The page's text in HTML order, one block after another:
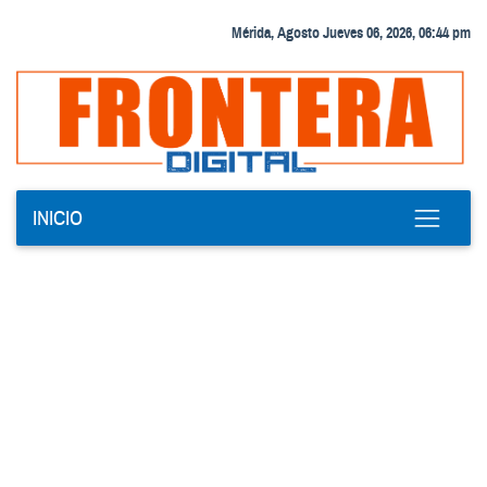
Mérida, Agosto Jueves 06, 2026, 06:44 pm
INICIO